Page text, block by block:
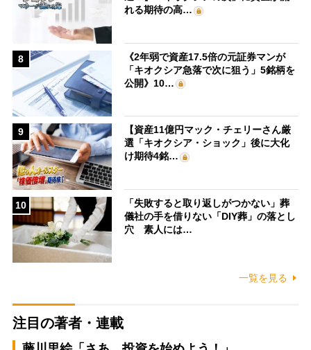
れる期待の高…
8
《2年弱で資産17.5倍の元証券マンが
「キオクシア急落で次に狙う」5銘柄を
公開》10…
9
【資産11億円マック・チェリーさん厳
選「キオクシア・ショック」後に大化
け期待4銘…
10
「失敗すると取り返しがつかない」葬
儀社の手を借りない「DIY葬」の落とし
穴 素人には…
一覧を見る
注目の著者・連載